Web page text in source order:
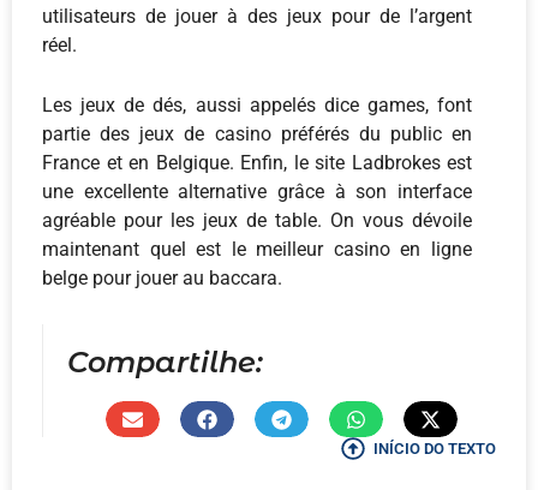
utilisateurs de jouer à des jeux pour de l’argent
réel.
Les jeux de dés, aussi appelés dice games, font
partie des jeux de casino préférés du public en
France et en Belgique. Enfin, le site Ladbrokes est
une excellente alternative grâce à son interface
agréable pour les jeux de table. On vous dévoile
maintenant quel est le meilleur casino en ligne
belge pour jouer au baccara.
Compartilhe:
INÍCIO DO TEXTO